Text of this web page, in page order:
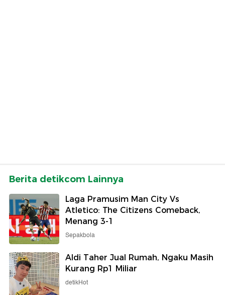
Berita detikcom Lainnya
Laga Pramusim Man City Vs
Atletico: The Citizens Comeback,
Menang 3-1
Sepakbola
Aldi Taher Jual Rumah, Ngaku Masih
Kurang Rp1 Miliar
detikHot